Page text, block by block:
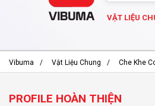
VẬT LIỆU
Vibuma Vật Liệu Chung Che Khe
PROFILE HOÀN THIỆN